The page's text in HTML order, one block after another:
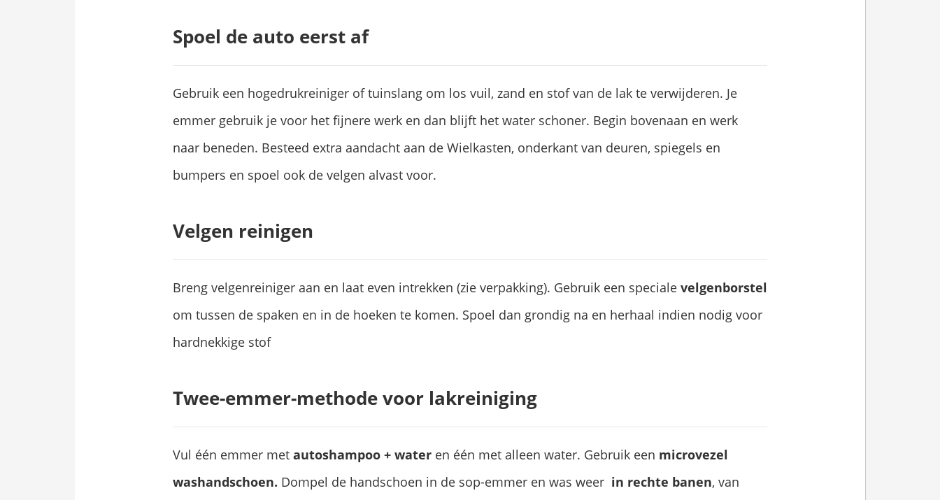
Spoel de auto eerst af
Gebruik een hogedrukreiniger of tuinslang om los vuil, zand en stof van de lak te verwijderen. Je
emmer gebruik je voor het fijnere werk en dan blijft het water schoner. Begin bovenaan en werk
naar beneden. Besteed extra aandacht aan de Wielkasten, onderkant van deuren, spiegels en
bumpers en spoel ook de velgen alvast voor.
Velgen reinigen
Breng velgenreiniger aan en laat even intrekken (zie verpakking). Gebruik een speciale velgenborstel
om tussen de spaken en in de hoeken te komen. Spoel dan grondig na en herhaal indien nodig voor
hardnekkige stof
Twee-emmer-methode voor lakreiniging
Vul één emmer met autoshampoo + water en één met alleen water. Gebruik een microvezel
washandschoen. Dompel de handschoen in de sop-emmer en was weer in rechte banen, van